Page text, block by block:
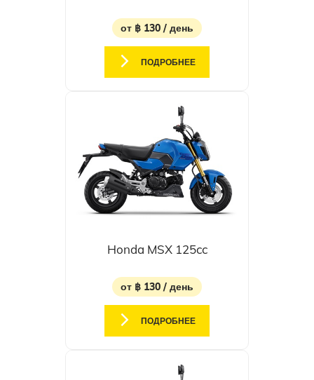
от ฿ 130 / день
ПОДРОБНЕЕ
Honda MSX 125cc
от ฿ 130 / день
ПОДРОБНЕЕ